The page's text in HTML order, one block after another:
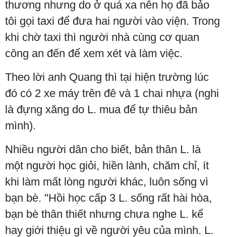
thương nhưng do ở quá xa nên họ đã bảo
tôi gọi taxi để đưa hai người vào viện. Trong
khi chờ taxi thì người nhà cùng cơ quan
công an đến để xem xét và làm việc.
Theo lời anh Quang thì tại hiện trường lúc
đó có 2 xe máy trên đê và 1 chai nhựa (nghi
là đựng xăng do L. mua để tự thiêu bản
mình).
Nhiều người dân cho biết, bản thân L. là
một người học giỏi, hiền lành, chăm chỉ, ít
khi làm mất lòng người khác, luôn sống vì
bạn bè. "Hồi học cấp 3 L. sống rất hài hòa,
bạn bè thân thiết nhưng chưa nghe L. kể
hay giới thiệu gì về người yêu của mình. L.